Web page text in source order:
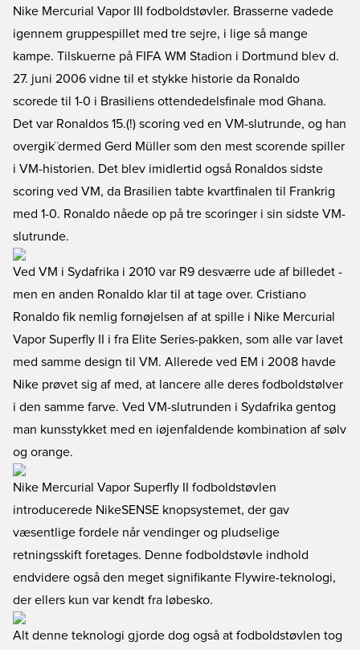
Nike Mercurial Vapor III fodboldstøvler. Brasserne vadede
igennem gruppespillet med tre sejre, i lige så mange
kampe. Tilskuerne på FIFA WM Stadion i Dortmund blev d.
27. juni 2006 vidne til et stykke historie da Ronaldo
scorede til 1-0 i Brasiliens ottendedelsfinale mod Ghana.
Det var Ronaldos 15.(!) scoring ved en VM-slutrunde, og han
overgik¨dermed Gerd Müller som den mest scorende spiller
i VM-historien. Det blev imidlertid også Ronaldos sidste
scoring ved VM, da Brasilien tabte kvartfinalen til Frankrig
med 1-0. Ronaldo nåede op på tre scoringer i sin sidste VM-
slutrunde.
Ved VM i Sydafrika i 2010 var R9 desværre ude af billedet -
men en anden Ronaldo klar til at tage over. Cristiano
Ronaldo fik nemlig fornøjelsen af at spille i Nike Mercurial
Vapor Superfly II i fra Elite Series-pakken, som alle var lavet
med samme design til VM. Allerede ved EM i 2008 havde
Nike prøvet sig af med, at lancere alle deres fodboldstølver
i den samme farve. Ved VM-slutrunden i Sydafrika gentog
man kunsstykket med en iøjenfaldende kombination af sølv
og orange.
Nike Mercurial Vapor Superfly II fodboldstøvlen
introducerede NikeSENSE knopsystemet, der gav
væsentlige fordele når vendinger og pludselige
retningsskift foretages. Denne fodboldstøvle indhold
endvidere også den meget signifikante Flywire-teknologi,
der ellers kun var kendt fra løbesko.
Alt denne teknologi gjorde dog også at fodboldstøvlen tog